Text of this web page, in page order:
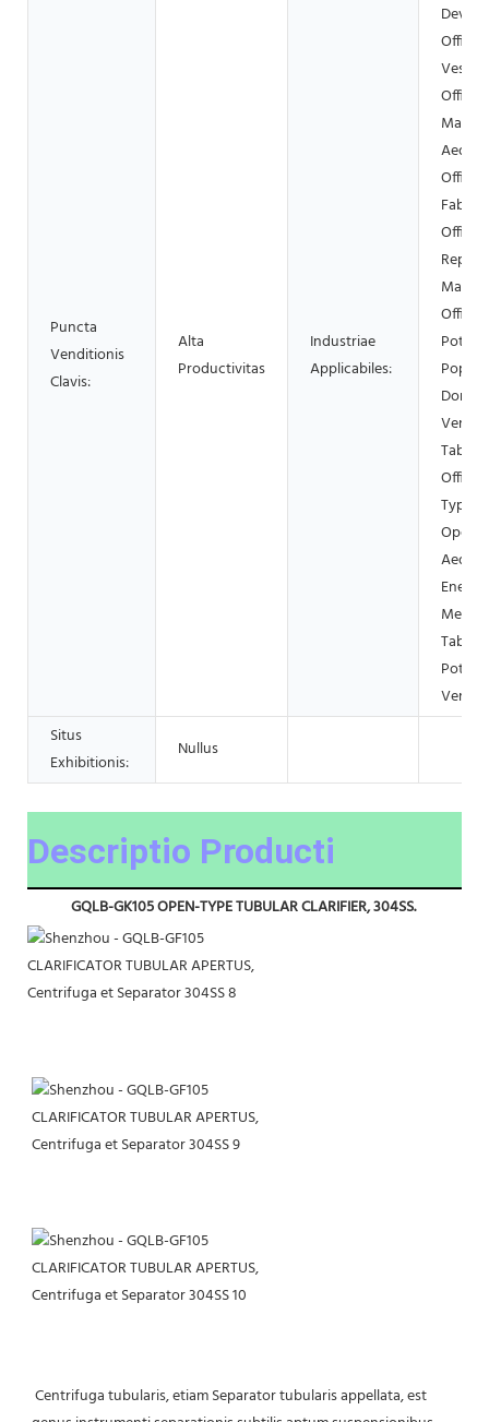
Puncta
Venditionis
Clavis:
Alta
Productivitas
Industriae
Applicabiles:
Potus,
Opera
Potus,
Situs
Exhibitionis:
Nullus
Descriptio Producti
GQLB-GK105 OPEN-TYPE TUBULAR CLARIFIER, 304SS.